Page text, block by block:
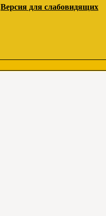
Версия для слабовидящих